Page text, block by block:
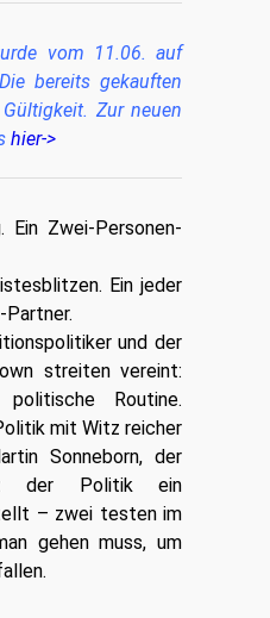
vom 11.06. auf
bereits gekauften
Zur neuen
hier->
Ein Zwei-Personen-
Ein jeder
Partner.
und der
streiten vereint:
Routine.
mit Witz reicher
Sonneborn, der
der Politik ein
– zwei testen im
gehen muss, um